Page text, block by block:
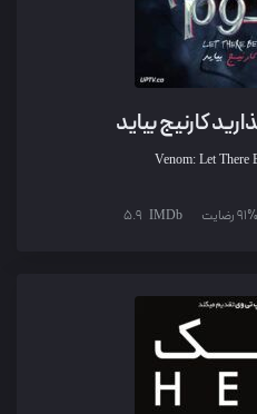
Venom: Let There
91% رضایت